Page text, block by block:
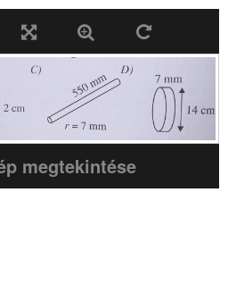
megtekintése